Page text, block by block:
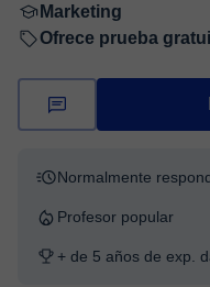
Marketing
Ofrece prueba
Normalmente
Profesor popular
+ de 5 años de exp.